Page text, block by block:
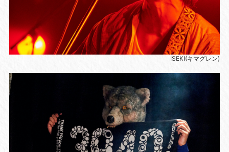
ISEKI(キマグレン)